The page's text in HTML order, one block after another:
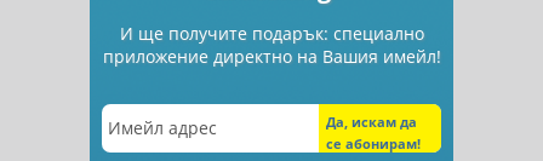
И ще получите подарък: специално
приложение директно на Вашия имейл!